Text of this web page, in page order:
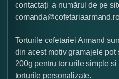
contactați la numărul de pe
Torturile cofetariei Armand
din acest motiv gramajele pot
200g pentru torturile simple
torturile personalizate.